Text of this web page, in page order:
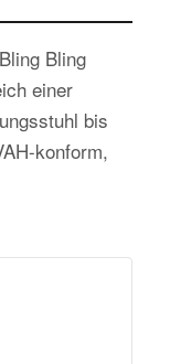
Bling
einer
bis
konform,